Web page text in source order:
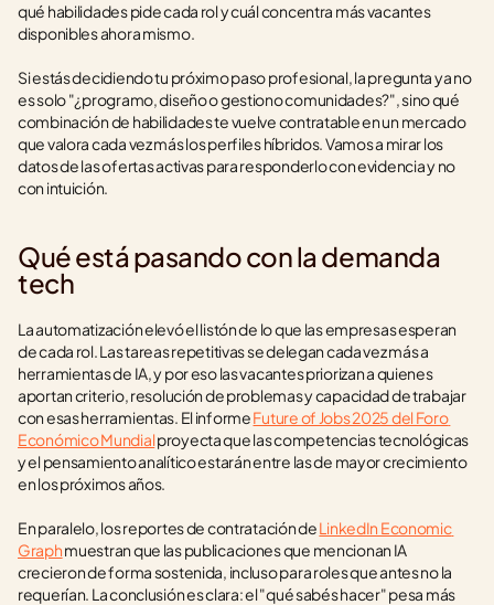
qué habilidades pide cada rol y cuál concentra más vacantes
disponibles ahora mismo.
Si estás decidiendo tu próximo paso profesional, la pregunta ya no
es solo "¿programo, diseño o gestiono comunidades?", sino qué
combinación de habilidades te vuelve contratable en un mercado
que valora cada vez más los perfiles híbridos. Vamos a mirar los
datos de las ofertas activas para responderlo con evidencia y no
con intuición.
Qué está pasando con la demanda
tech
La automatización elevó el listón de lo que las empresas esperan
de cada rol. Las tareas repetitivas se delegan cada vez más a
herramientas de IA, y por eso las vacantes priorizan a quienes
aportan criterio, resolución de problemas y capacidad de trabajar
con esas herramientas. El informe Future of Jobs 2025 del Foro
Económico Mundial proyecta que las competencias tecnológicas
y el pensamiento analítico estarán entre las de mayor crecimiento
en los próximos años.
En paralelo, los reportes de contratación de LinkedIn Economic
Graph muestran que las publicaciones que mencionan IA
crecieron de forma sostenida, incluso para roles que antes no la
requerían. La conclusión es clara: el "qué sabés hacer" pesa más